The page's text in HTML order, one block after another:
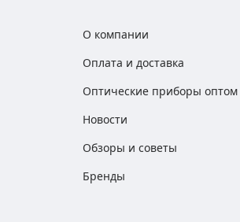
О компании
Оплата и доставка
Оптические приборы оптом
Новости
Обзоры и советы
Бренды